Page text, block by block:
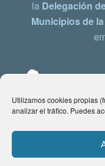
Utilizamos cookies propias
analizar el tráfico. Puedes
la Delegación
Municipios de